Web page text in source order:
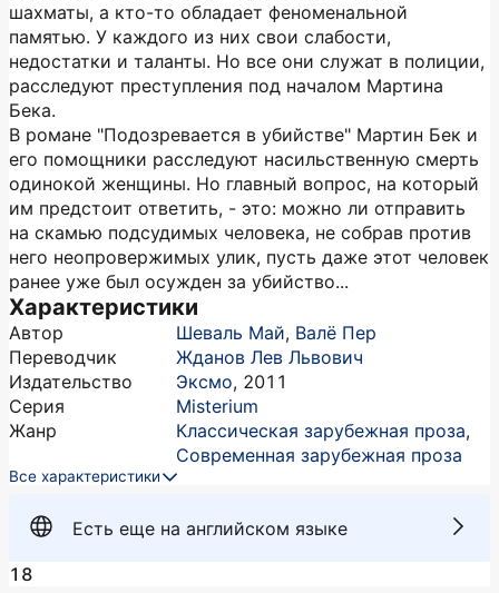
Есть еще на английском языке
шахматы, а кто-то обладает феноменальной
памятью. У каждого из них свои слабости,
недостатки и таланты. Но все они служат в полиции,
расследуют преступления под началом Мартина
Бека.
В романе "Подозревается в убийстве" Мартин Бек и
его помощники расследуют насильственную смерть
одинокой женщины. Но главный вопрос, на который
им предстоит ответить, - это: можно ли отправить
на скамью подсудимых человека, не собрав против
него неопровержимых улик, пусть даже этот человек
ранее уже был осужден за убийство...
Характеристики
Автор Шеваль Май, Валё Пер
Переводчик
Жданов Лев Львович
Издательство
Эксмо, 2011
Серия
Misterium
Жанр
Классическая зарубежная проза,
Современная зарубежная проза
Все характеристики
18